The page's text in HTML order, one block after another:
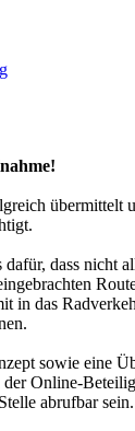
übermittelt
dass nicht
in das
sowie eine
Online-
abrufbar sein.